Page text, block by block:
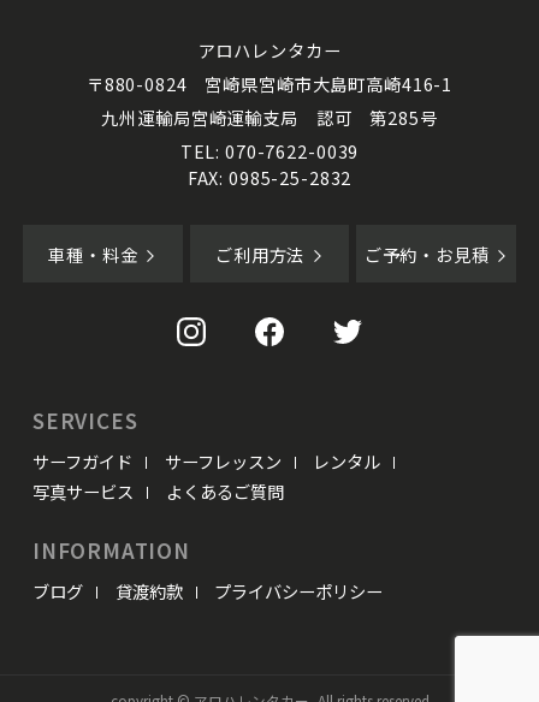
アロハレンタカー
〒880-0824 宮崎県宮崎市大島町高崎416-1
九州運輸局宮崎運輸支局 認可 第285号
TEL: 070-7622-0039
FAX: 0985-25-2832
車種・料金 ご利用方法 ご予約・お見積
SERVICES
サーフガイド サーフレッスン
レンタル
写真サービス
よくあるご質問
INFORMATION
ブログ 貸渡約款 プライバシーポリシー